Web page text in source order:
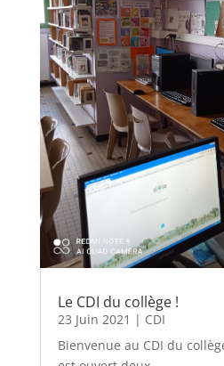
Le CDI du collège !
23 Juin 2021 | CDI
Bienvenue au CDI du